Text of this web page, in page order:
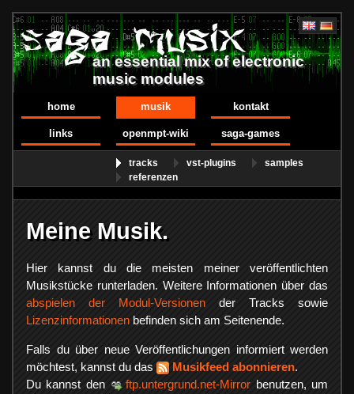
an essential mix of electronic
music modules
home musik kontakt
links openmpt-wiki saga-games
tracks vst-plugins
samples
referenzen
Meine Musik.
Hier kannst du die meisten meiner veröffentlichten
Musikstücke runterladen. Weitere Informationen über das
abspielen der Modul-Versionen der Tracks sowie
Lizenzinformationen befinden sich am Seitenende.
Falls du über neue Veröffentlichungen informiert werden
möchtest, kannst du das
Musikfeed abonnieren.
Du kannst den
ftp.untergrund.net-Mirror benutzen, um